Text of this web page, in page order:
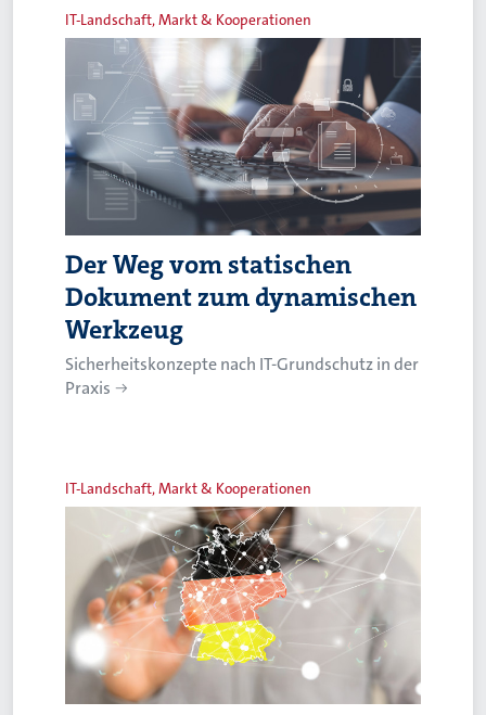
IT-Landschaft, Markt & Kooperationen
Der Weg vom statischen
Dokument zum dynamischen
Werkzeug
Sicherheitskonzepte nach IT-Grundschutz in der
Praxis
IT-Landschaft, Markt & Kooperationen